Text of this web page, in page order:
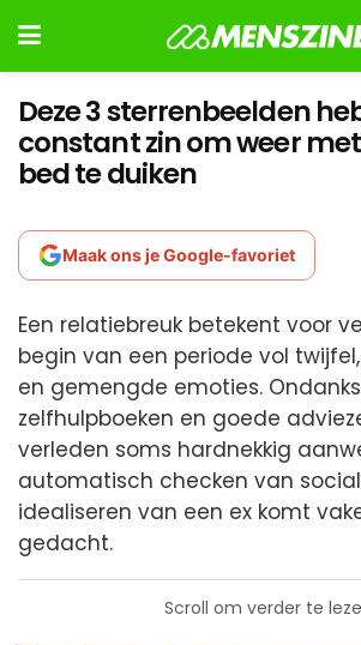
Deze 3 sterrenbeelden
constant zin om weer
bed te duiken
Maak ons je Google-favoriet
Een relatiebreuk betekent voor
begin van een periode vol
en gemengde emoties. Ondanks
zelfhulpboeken en goede
verleden soms hardnekkig
automatisch checken van
idealiseren van een ex komt
gedacht.
Scroll om verder te